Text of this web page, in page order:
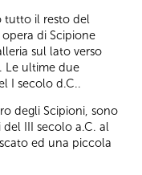
tutto il resto del
di Scipione
sul lato verso
Le ultime due
I secolo d.C..
degli Scipioni, sono
III secolo a.C. al
ed una piccola